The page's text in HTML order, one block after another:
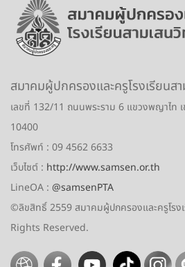
สมาคมผู้ปกครองและครูโรงเรียนส
เลขที่ 132/11 ถนนพระราม 6 แขวงพญาไท
10400
โทรศัพท์ : 09 4562 6633
เว็บไซต์ : http://www.samsen.or.th
LineOA : @samsenPTA
©ลิขสิทธิ์ 2559สมาคมผู้ปกครองและครูโรง
Rights Reserved.